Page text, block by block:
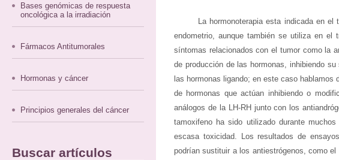
Bases genómicas de respuesta
oncológica a la irradiación
Fármacos Antitumorales
Hormonas y cáncer
Principios generales del cáncer
Buscar artículos
La hormonoterapia esta indicada en
endometrio, aunque también se utiliza en el
síntomas relacionados con el tumor como la
de producción de las hormonas, inhibiendo
las hormonas ligando; en este caso
de hormonas que actúan inhibiendo o
análogos de la LH-RH junto con los
tamoxifeno ha sido utilizado durante
escasa toxicidad. Los resultados de
podrían sustituir a los antiestrógenos, como